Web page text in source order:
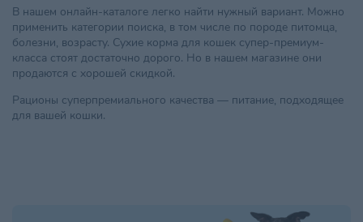
В нашем онлайн-каталоге легко найти нужный вариант. Можно
применить категории поиска, в том числе по породе питомца,
болезни, возрасту. Сухие корма для кошек супер-премиум-
класса стоят достаточно дорого. Но в нашем магазине они
продаются с хорошей скидкой.
Рационы суперпремиального качества — питание, подходящее
для вашей кошки.